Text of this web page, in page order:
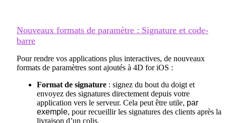
Nouveaux formats de paramètre : Signature et code-
barre
Pour rendre vos applications plus interactives, de nouveaux
formats de paramètres sont ajoutés à 4D for iOS :
Format de signature : signez du bout du doigt et
envoyez des signatures directement depuis votre
application vers le serveur. Cela peut être utile, par
exemple, pour recueillir les signatures des clients après la
livraison d’un colis.